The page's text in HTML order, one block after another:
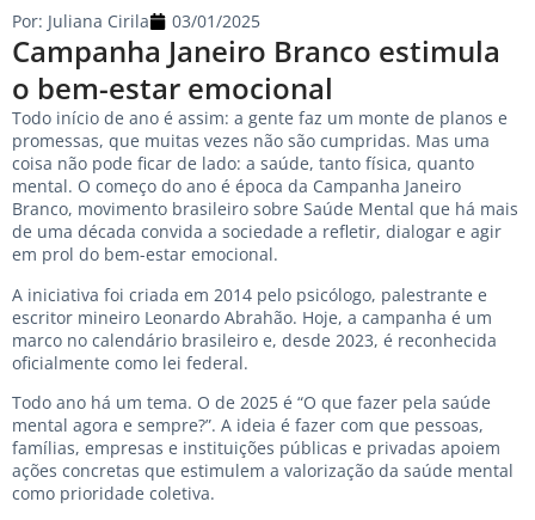
Campanha Janeiro Branco estimula
o bem-estar emocional
Por: Juliana Cirila 03/01/2025
Todo início de ano é assim: a gente faz um monte de planos e
promessas, que muitas vezes não são cumpridas. Mas uma
coisa não pode ficar de lado: a saúde, tanto física, quanto
mental. O começo do ano é época da Campanha Janeiro
Branco, movimento brasileiro sobre Saúde Mental que há mais
de uma década convida a sociedade a refletir, dialogar e agir
em prol do bem-estar emocional.
A iniciativa foi criada em 2014 pelo psicólogo, palestrante e
escritor mineiro Leonardo Abrahão. Hoje, a campanha é um
marco no calendário brasileiro e, desde 2023, é reconhecida
oficialmente como lei federal.
Todo ano há um tema. O de 2025 é “O que fazer pela saúde
mental agora e sempre?”. A ideia é fazer com que pessoas,
famílias, empresas e instituições públicas e privadas apoiem
ações concretas que estimulem a valorização da saúde mental
como prioridade coletiva.